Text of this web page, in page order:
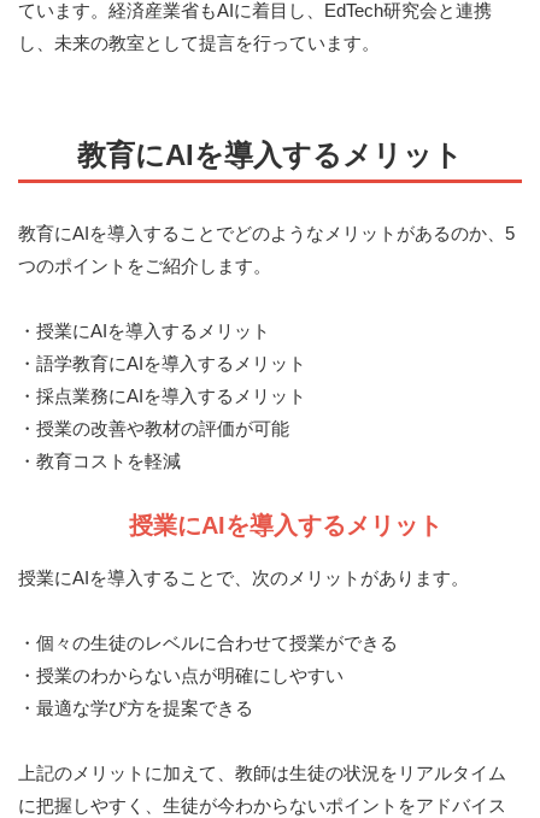
ています。経済産業省もAIに着目し、EdTech研究会と連携
し、未来の教室として提言を行っています。
教育にAIを導入するメリット
教育にAIを導入することでどのようなメリットがあるのか、5
つのポイントをご紹介します。
・授業にAIを導入するメリット
・語学教育にAIを導入するメリット
・採点業務にAIを導入するメリット
・授業の改善や教材の評価が可能
・教育コストを軽減
授業にAIを導入するメリット
授業にAIを導入することで、次のメリットがあります。
・個々の生徒のレベルに合わせて授業ができる
・授業のわからない点が明確にしやすい
・最適な学び方を提案できる
上記のメリットに加えて、教師は生徒の状況をリアルタイム
に把握しやすく、生徒が今わからないポイントをアドバイス